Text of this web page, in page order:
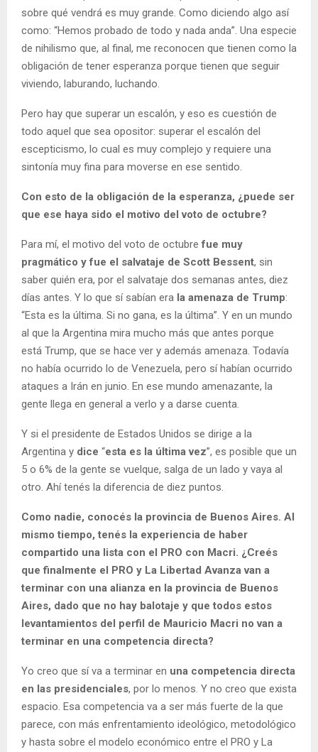
sobre qué vendrá es muy grande. Como diciendo algo así
como: “Hemos probado de todo y nada anda”. Una especie
de nihilismo que, al final, me reconocen que tienen como la
obligación de tener esperanza porque tienen que seguir
viviendo, laburando, luchando.
Pero hay que superar un escalón, y eso es cuestión de
todo aquel que sea opositor: superar el escalón del
escepticismo, lo cual es muy complejo y requiere una
sintonía muy fina para moverse en ese sentido.
Con esto de la obligación de la esperanza, ¿puede ser
que ese haya sido el motivo del voto de octubre?
Para mí, el motivo del voto de octubre fue muy
pragmático y fue el salvataje de Scott Bessent, sin
saber quién era, por el salvataje dos semanas antes, diez
días antes. Y lo que sí sabían era la amenaza de Trump:
“Esta es la última. Si no gana, es la última”. Y en un mundo
al que la Argentina mira mucho más que antes porque
está Trump, que se hace ver y además amenaza. Todavía
no había ocurrido lo de Venezuela, pero sí habían ocurrido
ataques a Irán en junio. En ese mundo amenazante, la
gente llega en general a verlo y a darse cuenta.
Y si el presidente de Estados Unidos se dirige a la
Argentina y dice “esta es la última vez”, es posible que un
5 o 6% de la gente se vuelque, salga de un lado y vaya al
otro. Ahí tenés la diferencia de diez puntos.
Como nadie, conocés la provincia de Buenos Aires. Al
mismo tiempo, tenés la experiencia de haber
compartido una lista con el PRO con Macri. ¿Creés
que finalmente el PRO y La Libertad Avanza van a
terminar con una alianza en la provincia de Buenos
Aires, dado que no hay balotaje y que todos estos
levantamientos del perfil de Mauricio Macri no van a
terminar en una competencia directa?
Yo creo que sí va a terminar en una competencia directa
en las presidenciales, por lo menos. Y no creo que exista
espacio. Esa competencia va a ser más fuerte de la que
parece, con más enfrentamiento ideológico, metodológico
y hasta sobre el modelo económico entre el PRO y La